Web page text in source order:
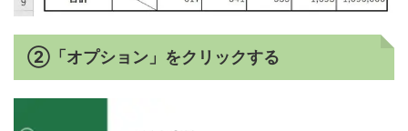
②「オプション」をクリックする